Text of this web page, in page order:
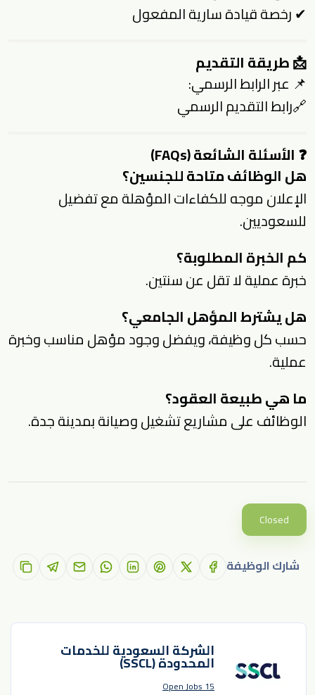
✔ رخصة قيادة سارية المفعول
📩 طريقة التقديم
📌 عبر الرابط الرسمي:
🔗رابط التقديم الرسمي
❓ الأسئلة الشائعة (FAQs)
هل الوظائف متاحة للجنسين؟
الإعلان موجه للكفاءات المؤهلة مع تفضيل
للسعوديين.
كم الخبرة المطلوبة؟
خبرة عملية لا تقل عن سنتين.
هل يشترط المؤهل الجامعي؟
حسب كل وظيفة، ويفضل وجود مؤهل مناسب وخبرة
عملية.
ما هي طبيعة العقود؟
الوظائف على مشاريع تشغيل وصيانة بمدينة جدة.
Closed
شارك الوظيفة
الشركة السعودية للخدمات
المحدودة (SSCL)
15 Open Jobs